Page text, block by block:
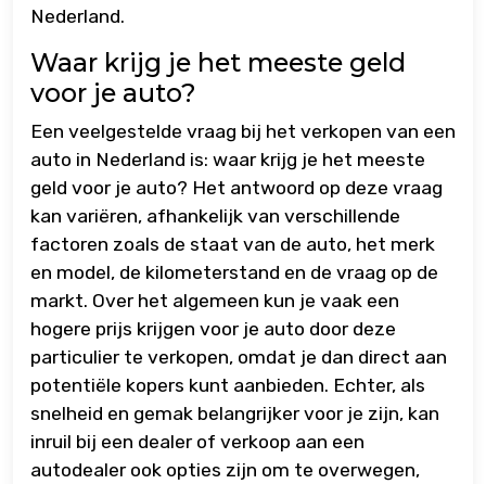
Nederland.
Waar krijg je het meeste geld
voor je auto?
Een veelgestelde vraag bij het verkopen van een
auto in Nederland is: waar krijg je het meeste
geld voor je auto? Het antwoord op deze vraag
kan variëren, afhankelijk van verschillende
factoren zoals de staat van de auto, het merk
en model, de kilometerstand en de vraag op de
markt. Over het algemeen kun je vaak een
hogere prijs krijgen voor je auto door deze
particulier te verkopen, omdat je dan direct aan
potentiële kopers kunt aanbieden. Echter, als
snelheid en gemak belangrijker voor je zijn, kan
inruil bij een dealer of verkoop aan een
autodealer ook opties zijn om te overwegen,